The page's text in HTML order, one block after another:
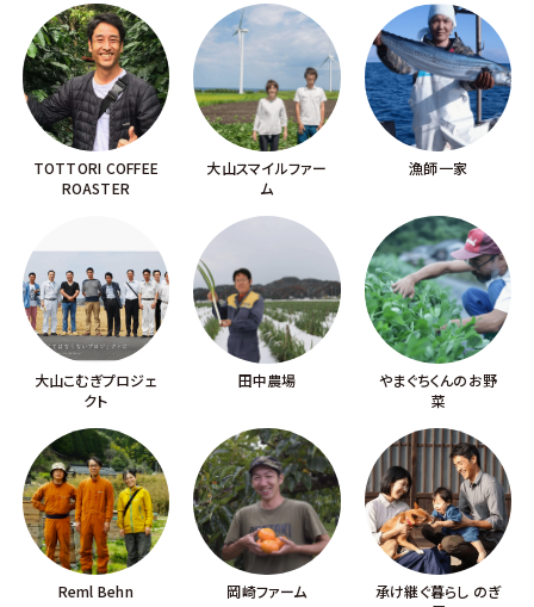
TOTTORI COFFEE
ROASTER
大山スマイルファー
ム
漁師一家
大山こむぎプロジェ
クト
田中農場
やまぐちくんのお野
菜
Reml Behn 岡崎ファーム
承け継ぐ暮らし のぎ